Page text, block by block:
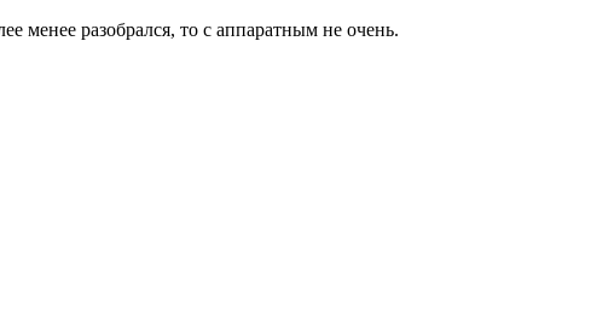
разобрался, то с аппаратным не очень.